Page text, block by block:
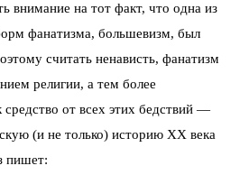
внимание на тот факт, что одна из
фанатизма, большевизм, был
считать ненависть, фанатизм
религии, а тем более
средство от всех этих бедствий —
(и не только) историю ХХ века
пишет: